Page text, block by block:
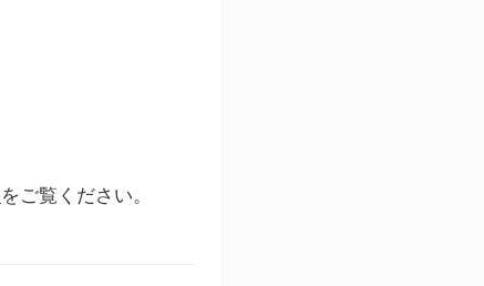
をご覧ください。